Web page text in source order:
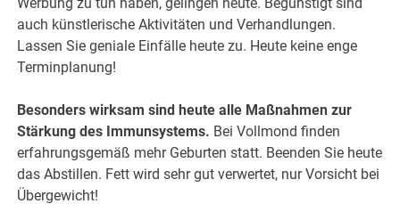
auch künstlerische Aktivitäten und Verhandlungen.
Lassen Sie geniale Einfälle heute zu. Heute keine enge
Terminplanung!
Besonders wirksam sind heute alle Maßnahmen zur
Stärkung des Immunsystems. Bei Vollmond finden
erfahrungsgemäß mehr Geburten statt. Beenden Sie heute
das Abstillen. Fett wird sehr gut verwertet, nur Vorsicht bei
Übergewicht!